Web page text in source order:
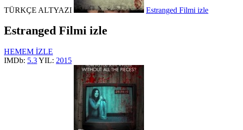
TÜRKÇE ALTYAZI Estranged Filmi izle
Estranged Filmi izle
HEMEM İZLE
IMDb: 5.3YIL: 2015